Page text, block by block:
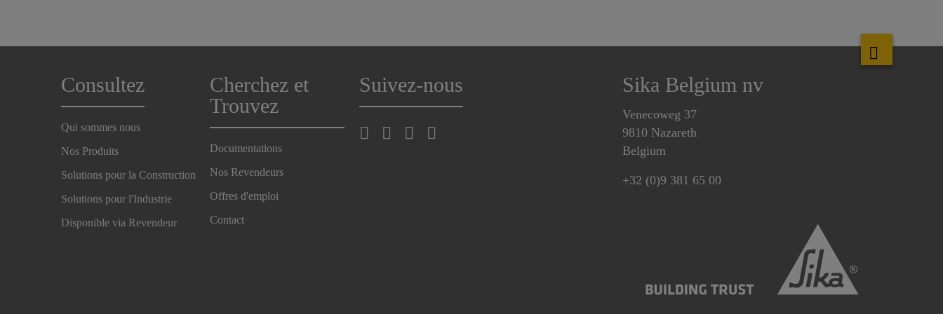
Consultez
Qui sommes nous
Nos Produits
Solutions pour la Construction
Solutions pour l'Industrie
Disponible via Revendeur
Cherchez et
Trouvez
Documentations
Nos Revendeurs
Offres d'emploi
Contact
Suivez-nous Sika Belgium nv
Venecoweg 37
9810 Nazareth
Belgium
+32 (0)9 381 65 00